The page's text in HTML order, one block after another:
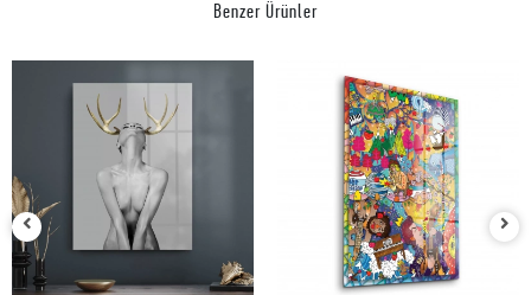
Benzer Ürünler